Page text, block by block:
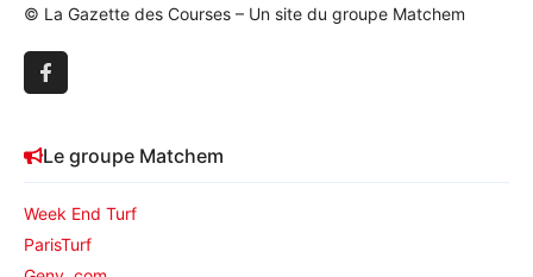
© La Gazette des Courses – Un site du groupe Matchem
Le groupe Matchem
Week End Turf
ParisTurf